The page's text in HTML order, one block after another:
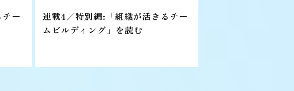
ー
連載4／特別編:「組織が活きるチー
ムビルディング」を読む